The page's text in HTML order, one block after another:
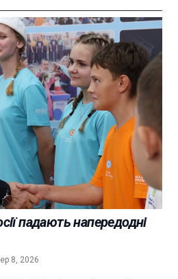
падають напередодні
8, 2026